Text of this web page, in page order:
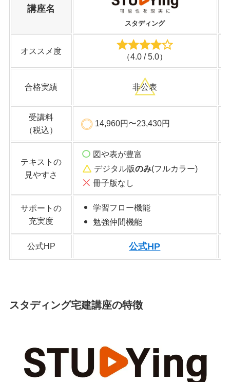
講座名
スタディング
オススメ度
（4.0 / 5.0）
合格実績 非公表
受講料
（税込）
14,960円〜23,430円
テキストの
見やすさ
図や表が豊富
デジタル版のみ(フルカラー)
冊子版なし
サポートの
充実度
学習フロー機能
勉強仲間機能
公式HP 公式HP
スタディング宅建講座の特徴